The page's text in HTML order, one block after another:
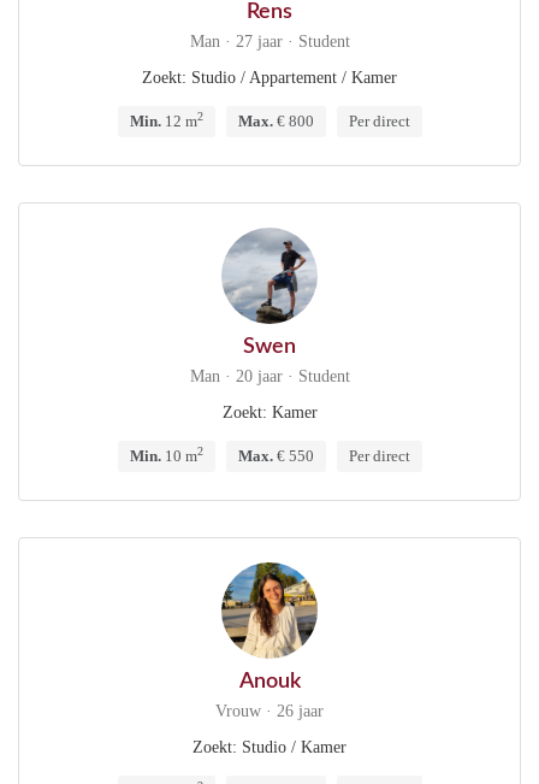
Rens
Man · 27 jaar · Student
Zoekt: Studio / Appartement / Kamer
Min.12 m2 Max.€ 800 Per direct
Swen
Man · 20 jaar · Student
Zoekt: Kamer
Min.10 m2 Max.€ 550 Per direct
Anouk
Vrouw · 26 jaar
Zoekt: Studio / Kamer